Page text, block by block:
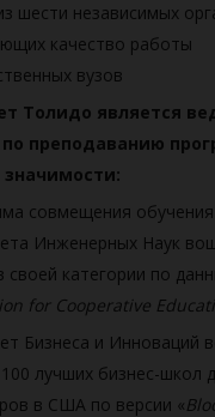
шести независимых
качество работы
вузов
Толидо является
преподаванию
совмещения
Инженерных Наук
своей категории по
for Cooperative
Бизнеса и Инноваций
лучших бизнес-школ
в США по версии «